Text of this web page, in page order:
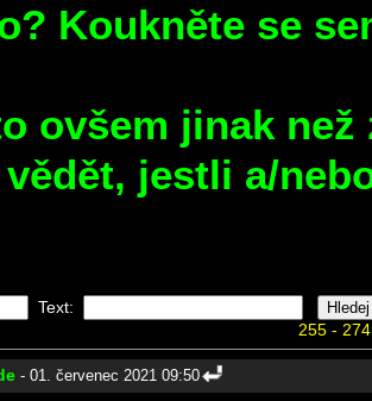
Koukněte se
ovšem jinak než
jestli a/
Text:
255 -
- 01. červenec 2021 09:50